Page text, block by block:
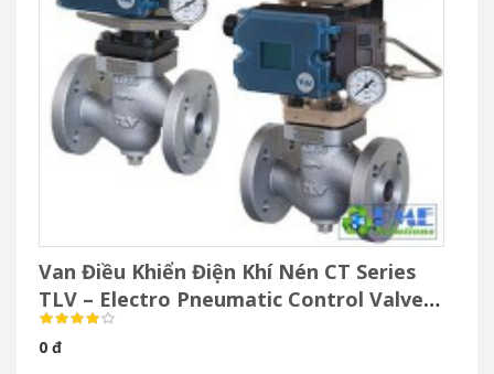
Van Điều Khiển Điện Khí Nén CT Series
TLV – Electro Pneumatic Control Valve
Cho Hơi Nước
0 đ